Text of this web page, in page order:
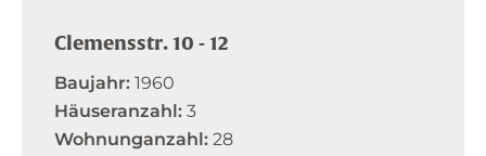
Clemensstr. 10 - 12
Baujahr: 1960
Häuseranzahl: 3
Wohnunganzahl: 28